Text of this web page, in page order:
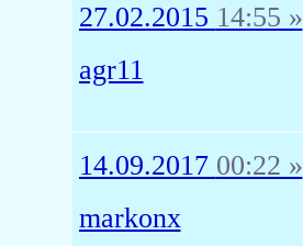
27.02.2015 14:55 »
agr11
14.09.2017 00:22 »
markonx